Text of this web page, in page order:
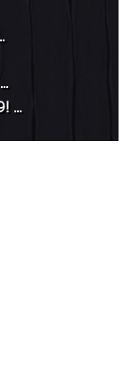
...